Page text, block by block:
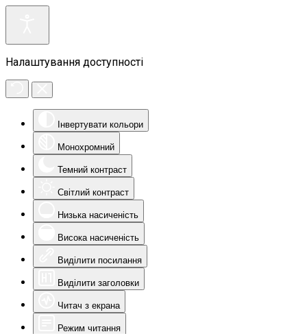
Налаштування доступності
Інвертувати кольори
Монохромний
Темний контраст
Світлий контраст
Низька насиченість
Висока насиченість
Виділити посилання
Виділити заголовки
Читач з екрана
Режим читання